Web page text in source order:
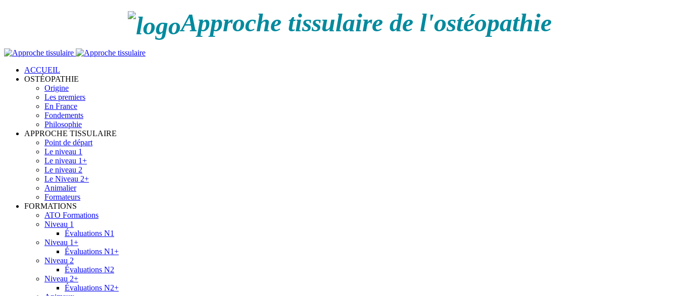
Approche tissulaire de l'ostéopathie
ACCUEIL
OSTÉOPATHIE
Origine
Les premiers
En France
Fondements
Philosophie
APPROCHE TISSULAIRE
Point de départ
Le niveau 1
Le niveau 1+
Le niveau 2
Le Niveau 2+
Animalier
Formateurs
FORMATIONS
ATO Formations
Niveau 1
Évaluations N1
Niveau 1+
Évaluations N1+
Niveau 2
Évaluations N2
Niveau 2+
Évaluations N2+